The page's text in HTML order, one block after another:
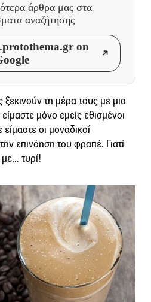
άρθρα μας στα
αναζήτησης
on
ξεκινούν τη μέρα τους με μια
μόνο εμείς εθισμένοι
οι μοναδικοί
επινόηση του φραπέ. Γιατί
τυρί!